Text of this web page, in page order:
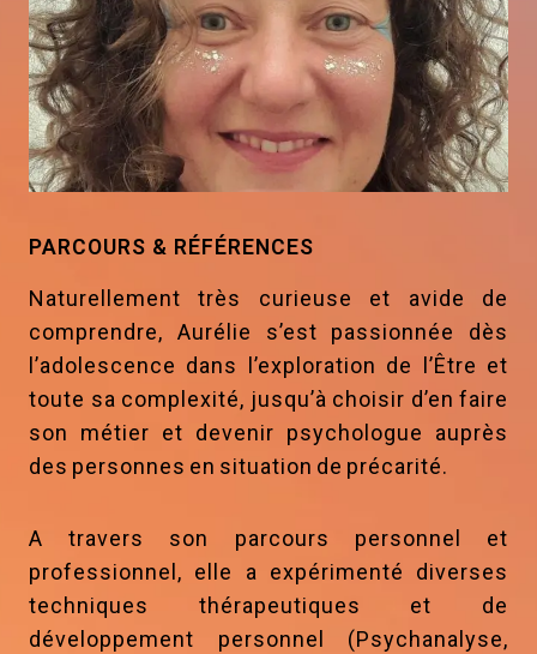
PARCOURS & RÉFÉRENCES
Naturellement très curieuse et avide de
comprendre, Aurélie s’est passionnée dès
l’adolescence dans l’exploration de l’Être et
toute sa complexité, jusqu’à choisir d’en faire
son métier et devenir psychologue auprès
des personnes en situation de précarité.
A travers son parcours personnel et
professionnel, elle a expérimenté diverses
techniques thérapeutiques et de
développement personnel (Psychanalyse,